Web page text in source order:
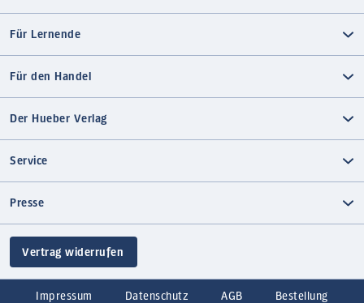
Für Lernende
Für den Handel
Der Hueber Verlag
Service
Presse
Vertrag widerrufen
Impressum Datenschutz AGB Bestellung